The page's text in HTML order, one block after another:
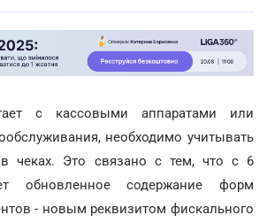
с кассовыми аппаратами или
необходимо учитывать
чеках. Это связано с тем, что с 6
обновленное содержание форм
- новым реквизитом фискального